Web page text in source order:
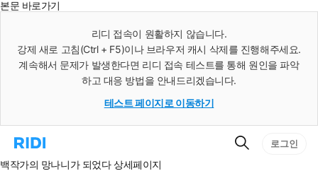
본문 바로가기
리디 접속이 원활하지 않습니다.
강제 새로 고침(Ctrl + F5)이나 브라우저 캐시 삭제를 진행해주세요.
계속해서 문제가 발생한다면 리디 접속 테스트를 통해 원인을 파악
하고 대응 방법을 안내드리겠습니다.
테스트 페이지로 이동하기
리
홈
검
로그인
백작가의 망나니가 되었다 상세페이지